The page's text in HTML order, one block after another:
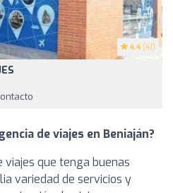
4.4 (41)
de viajes en Beniaján?
viajes que tenga buenas
variedad de servicios y